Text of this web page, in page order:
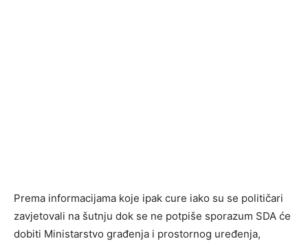
Prema informacijama koje ipak cure iako su se političari
zavjetovali na šutnju dok se ne potpiše sporazum SDA će
dobiti Ministarstvo građenja i prostornog uređenja,